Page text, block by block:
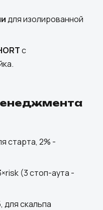
для изолированной
с
старта, 2% -
(3 стоп-аута -
для скальпа